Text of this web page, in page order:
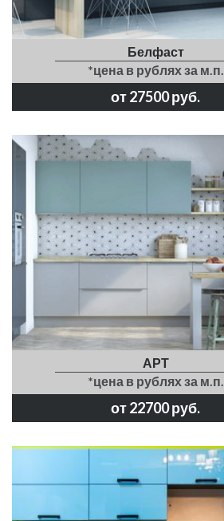
Белфаст
*цена в рублях за м.п.
от 27500 руб.
АРТ
*цена в рублях за м.п.
от 22700 руб.